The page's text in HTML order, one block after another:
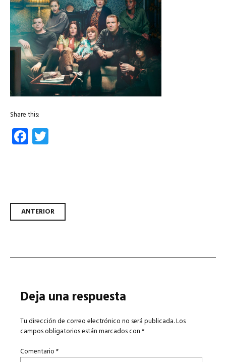
Share this:
Facebook
Navegador de artículos
ANTERIOR
Deja una respuesta
Tu dirección de correo electrónico no será publicada.Los
campos obligatorios están marcados con*
Comentario*